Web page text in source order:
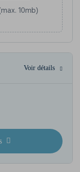
10mb)
Voir détails